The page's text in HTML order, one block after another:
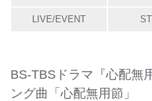
LIVE/EVENT
BS-TBSドラマ『心配無
ング曲「心配無用節」